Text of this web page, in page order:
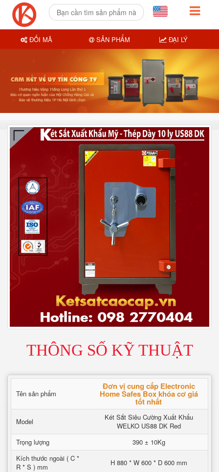
THÔNG SỐ KỸ THUẬT
Tên sản phẩm
Đơn vị cung cấp Electronic
Home Safes Box khóa cơ giá
tốt nhất
Model
Két Sắt Siêu Cường Xuất Khẩu
WELKO US88 DK Red
Trọng lượng
390 ± 10Kg
Kích thước ngoài ( C *
R * S ) mm
H 880 * W 600 * D 600 mm
ĐỔI MÃ SẢN PHẨM ĐẠI LÝ